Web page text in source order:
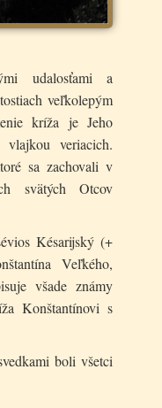
udalosťami a
veľkolepým
kríža je Jeho
vlajkou veriacich.
sa zachovali v
svätých Otcov
Késarijský (+
Veľkého,
všade známy
Konštantínovi s
boli všetci